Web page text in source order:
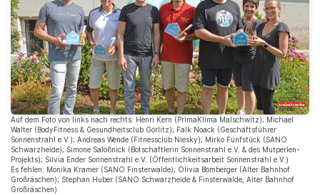
Auf dem Foto von links nach rechts: Henri Kern (PrimaKlima Malschwitz); Michael
Walter (BodyFitness & Gesundheitsclub Görlitz); Falk Noack (Geschäftsführer
Sonnenstrahl e.V.); Andreas Wende (Fitnessclub Niesky); Mirko Fünfstück (SANO
Schwarzheide); Simone Saloßnick (Botschaftlerin Sonnenstrahl e.V. & des Mutperlen-
Projekts); Silvia Ender Sonnenstrahl e.V. (Öffentlichkeitsarbeit Sonnenstrahl e.V.)
Es fehlen: Monika Kramer (SANO Finsterwalde); Olivia Bomberger (Alter Bahnhof
Großräschen); Stephan Huber (SANO Schwarzheide & Finsterwalde, Alter Bahnhof
Großräschen)